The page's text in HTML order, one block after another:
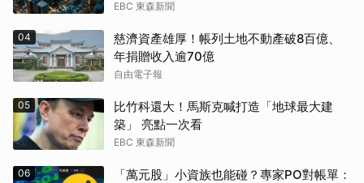
EBC 東森新聞
04
慈濟資產雄厚！帳列土地不動產破8百億、
年捐贈收入逾70億
自由電子報
05
比竹科還大！馬斯克喊打造「地球最大建
築」 亮點一次看
EBC 東森新聞
06
「萬元股」小資族也能碰？專家PO對帳單：